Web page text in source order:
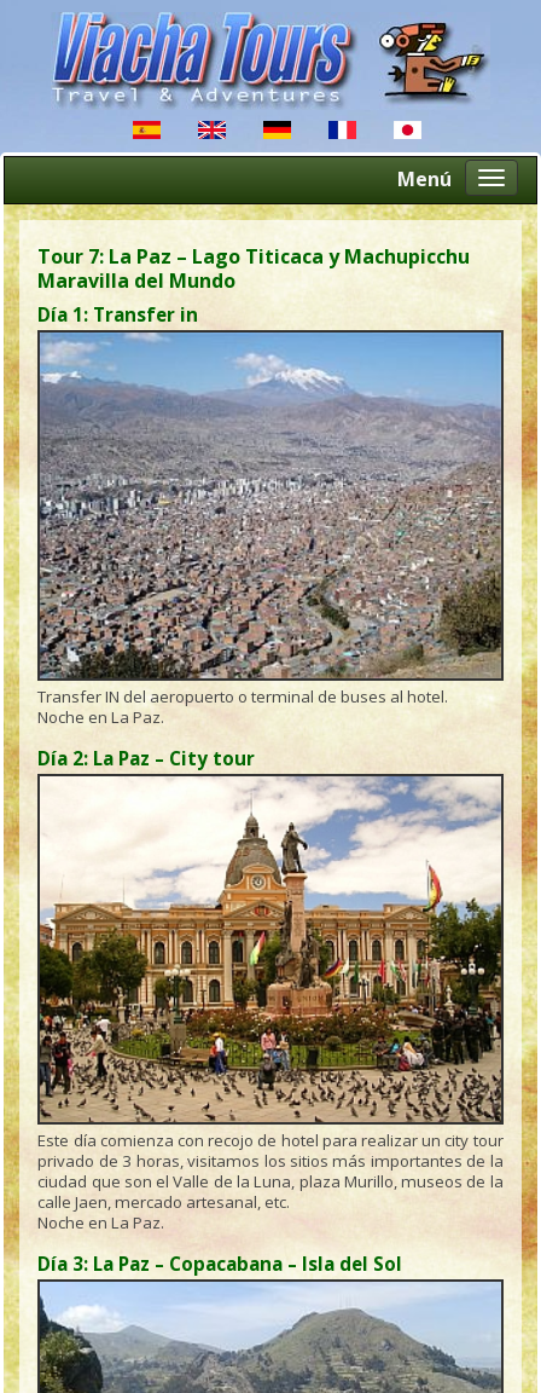
Menú
Tour 7: La Paz – Lago Titicaca y Machupicchu
Maravilla del Mundo
Día 1: Transfer in
Transfer IN del aeropuerto o terminal de buses al hotel.
Noche en La Paz.
Día 2: La Paz – City tour
Este día comienza con recojo de hotel para realizar un city tour
privado de 3 horas, visitamos los sitios más importantes de la
ciudad que son el Valle de la Luna, plaza Murillo, museos de la
calle Jaen, mercado artesanal, etc.
Noche en La Paz.
Día 3: La Paz – Copacabana – Isla del Sol